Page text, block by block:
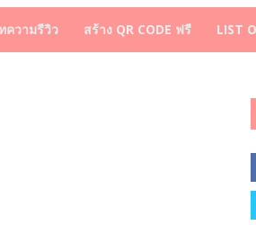
ความรีวิว สร้าง QR CODE ฟรี LIST